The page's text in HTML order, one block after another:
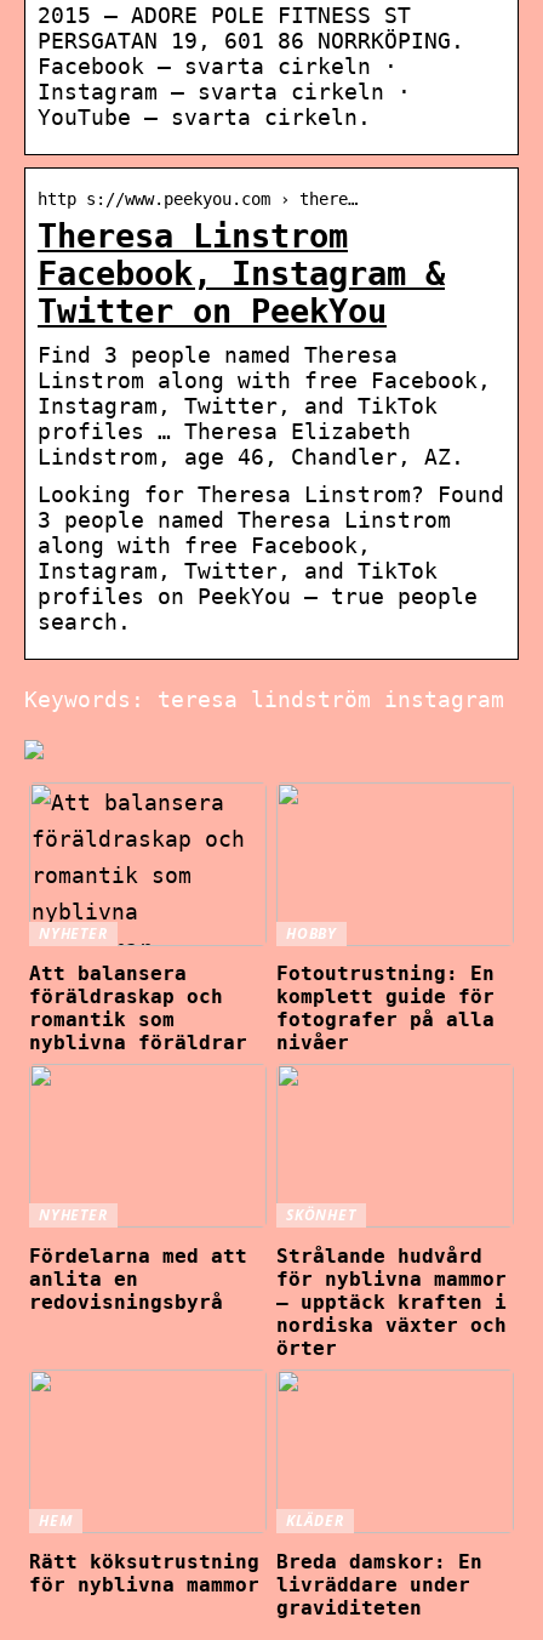
2015 – ADORE POLE FITNESS ST
PERSGATAN 19, 601 86 NORRKÖPING.
Facebook – svarta cirkeln ·
Instagram – svarta cirkeln ·
YouTube – svarta cirkeln.
http s://www.peekyou.com › there…
Theresa Linstrom
Facebook, Instagram &
Twitter on PeekYou
Find 3 people named Theresa
Linstrom along with free Facebook,
Instagram, Twitter, and TikTok
profiles … Theresa Elizabeth
Lindstrom, age 46, Chandler, AZ.
Looking for Theresa Linstrom? Found
3 people named Theresa Linstrom
along with free Facebook,
Instagram, Twitter, and TikTok
profiles on PeekYou – true people
search.
Keywords: teresa lindström instagram
NYHETER
Att balansera
föräldraskap och
romantik som
nyblivna föräldrar
HOBBY
Fotoutrustning: En
komplett guide för
fotografer på alla
nivåer
NYHETER
Fördelarna med att
anlita en
redovisningsbyrå
SKÖNHET
Strålande hudvård
för nyblivna mammor
– upptäck kraften i
nordiska växter och
örter
HEM
Rätt köksutrustning
för nyblivna mammor
KLÄDER
Breda damskor: En
livräddare under
graviditeten